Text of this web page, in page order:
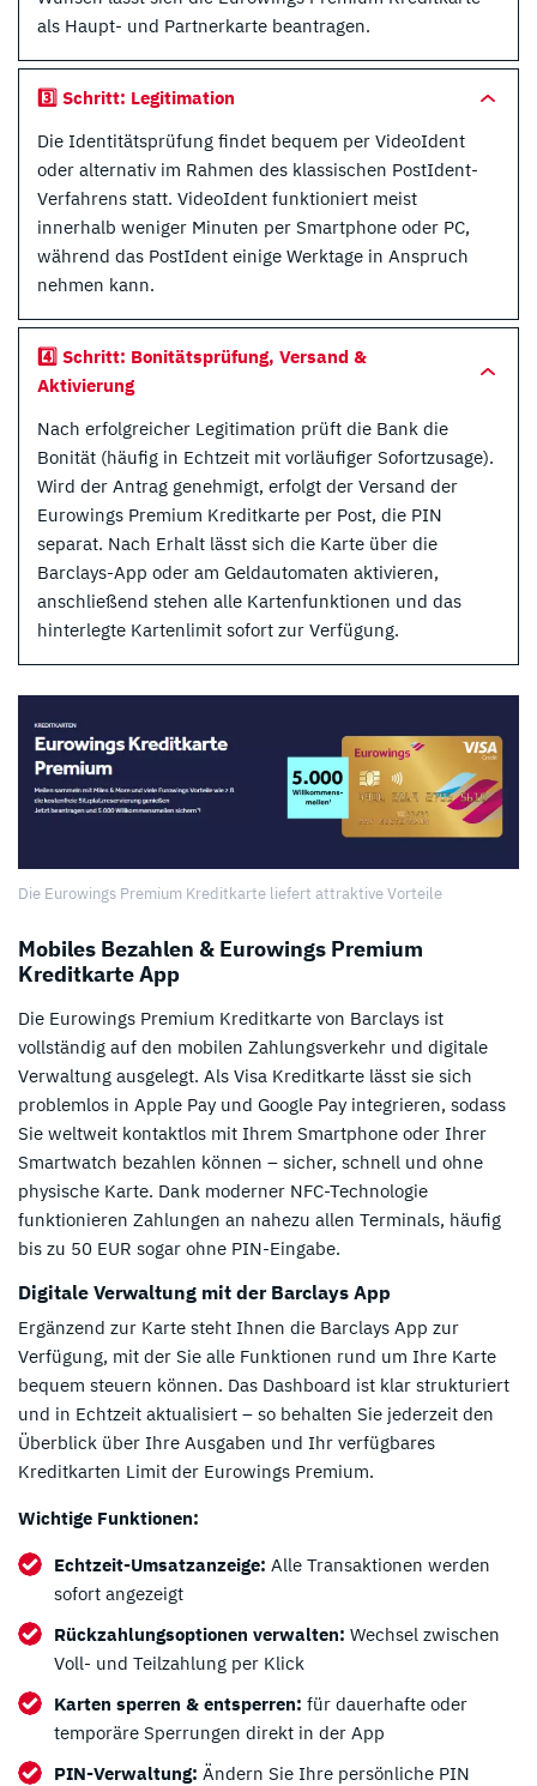
als Haupt- und Partnerkarte beantragen.
3️⃣ Schritt: Legitimation
Die Identitätsprüfung findet bequem per VideoIdent
oder alternativ im Rahmen des klassischen PostIdent-
Verfahrens statt. VideoIdent funktioniert meist
innerhalb weniger Minuten per Smartphone oder PC,
während das PostIdent einige Werktage in Anspruch
nehmen kann.
4️⃣ Schritt: Bonitätsprüfung, Versand &
Aktivierung
Nach erfolgreicher Legitimation prüft die Bank die
Bonität (häufig in Echtzeit mit vorläufiger Sofortzusage).
Wird der Antrag genehmigt, erfolgt der Versand der
Eurowings Premium Kreditkarte per Post, die PIN
separat. Nach Erhalt lässt sich die Karte über die
Barclays-App oder am Geldautomaten aktivieren,
anschließend stehen alle Kartenfunktionen und das
hinterlegte Kartenlimit sofort zur Verfügung.
Die Eurowings Premium Kreditkarte liefert attraktive Vorteile
Mobiles Bezahlen & Eurowings Premium
Kreditkarte App
Die Eurowings Premium Kreditkarte von Barclays ist
vollständig auf den mobilen Zahlungsverkehr und digitale
Verwaltung ausgelegt. Als Visa Kreditkarte lässt sie sich
problemlos in Apple Pay und Google Pay integrieren, sodass
Sie weltweit kontaktlos mit Ihrem Smartphone oder Ihrer
Smartwatch bezahlen können – sicher, schnell und ohne
physische Karte. Dank moderner NFC-Technologie
funktionieren Zahlungen an nahezu allen Terminals, häufig
bis zu 50 EUR sogar ohne PIN-Eingabe.
Digitale Verwaltung mit der Barclays App
Ergänzend zur Karte steht Ihnen die Barclays App zur
Verfügung, mit der Sie alle Funktionen rund um Ihre Karte
bequem steuern können. Das Dashboard ist klar strukturiert
und in Echtzeit aktualisiert – so behalten Sie jederzeit den
Überblick über Ihre Ausgaben und Ihr verfügbares
Kreditkarten Limit der Eurowings Premium.
Wichtige Funktionen:
Echtzeit-Umsatzanzeige: Alle Transaktionen werden
sofort angezeigt
Rückzahlungsoptionen verwalten: Wechsel zwischen
Voll- und Teilzahlung per Klick
Karten sperren & entsperren: für dauerhafte oder
temporäre Sperrungen direkt in der App
PIN-Verwaltung: Ändern Sie Ihre persönliche PIN